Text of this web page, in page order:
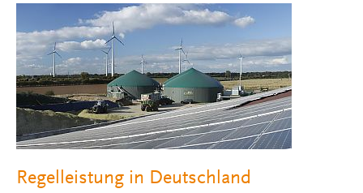
Regelleistung in Deutschland